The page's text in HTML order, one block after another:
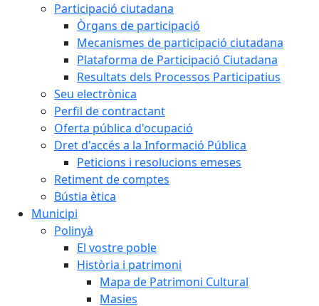
Participació ciutadana
Òrgans de participació
Mecanismes de participació ciutadana
Plataforma de Participació Ciutadana
Resultats dels Processos Participatius
Seu electrònica
Perfil de contractant
Oferta pública d'ocupació
Dret d'accés a la Informació Pública
Peticions i resolucions emeses
Retiment de comptes
Bústia ètica
Municipi
Polinyà
El vostre poble
Història i patrimoni
Mapa de Patrimoni Cultural
Masies